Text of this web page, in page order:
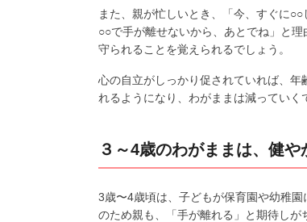
また、親が忙しいとき、「今、すぐに
○○で手が離せないから、あとでね」と
守られることを覚えられるでしょう。
心の自立がしっかり促されていれば、
れるようになり、わがままは減っていく
３～4歳のわがままは、健
3歳〜4歳頃は、子どもが保育園や幼稚
のため親も、「手が離れる」と期待しが